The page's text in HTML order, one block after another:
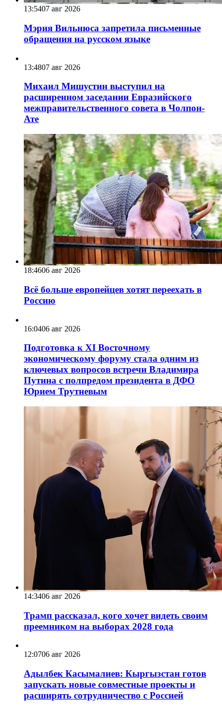
13:5407 авг 2026
Мэрия Вильнюса запретила письменные
обращения на русском языке
13:4807 авг 2026
Михаил Мишустин выступил на
расширенном заседании Евразийского
межправительственного совета в Чолпон-
Ате
18:4606 авг 2026
Всё больше европейцев хотят переехать в
Россию
16:0406 авг 2026
Подготовка к XI Восточному
экономическому форуму стала одним из
ключевых вопросов встречи Владимира
Путина с полпредом президента в ДФО
Юрием Трутневым
14:3406 авг 2026
Трамп рассказал, кого хочет видеть своим
преемником на выборах 2028 года
12:0706 авг 2026
Адылбек Касымалиев: Кыргызстан готов
запускать новые совместные проекты и
расширять сотрудничество с Россией